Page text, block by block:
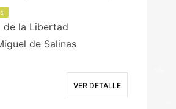
de la Libertad
de Salinas
VER DETALLE